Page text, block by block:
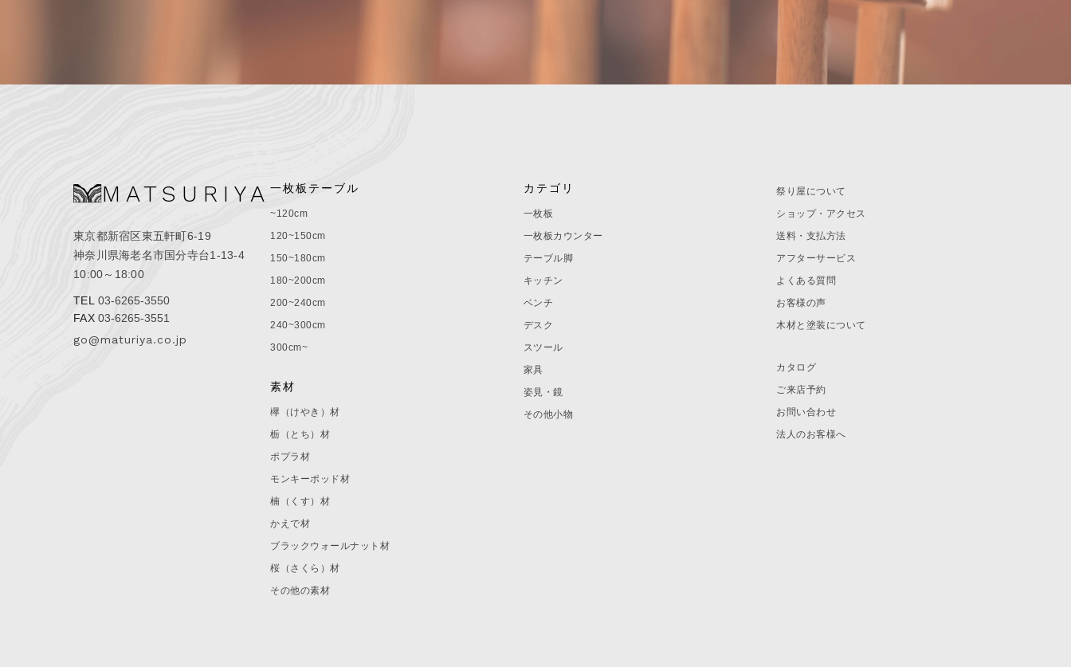
MATSURIYA
東京都新宿区東五軒町6-19
神奈川県海老名市国分寺台1-13-4
10:00～18:00
TEL 03-6265-3550
FAX 03-6265-3551
go@maturiya.co.jp
一枚板テーブル
~120cm
120~150cm
150~180cm
180~200cm
200~240cm
240~300cm
300cm~
素材
欅（けやき）材
栃（とち）材
ポプラ材
モンキーポッド材
楠（くす）材
かえで材
ブラックウォールナット材
桜（さくら）材
その他の素材
カテゴリ
一枚板
一枚板カウンター
テーブル脚
キッチン
ベンチ
デスク
スツール
家具
姿見・鏡
その他小物
祭り屋について
ショップ・アクセス
送料・支払方法
アフターサービス
よくある質問
お客様の声
木材と塗装について
カタログ
ご来店予約
お問い合わせ
法人のお客様へ